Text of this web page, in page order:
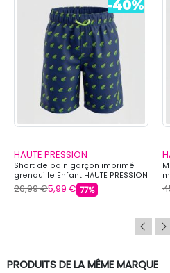
HAUTE PRESSION
Short de bain garçon imprimé
grenouille Enfant HAUTE PRESSION
26,99 €5,99 € 77%
PRODUITS DE LA MÊME MARQUE